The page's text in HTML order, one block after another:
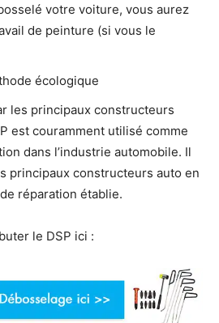
votre voiture, vous aurez
de peinture (si vous le
écologique
les principaux constructeurs
est couramment utilisé comme
dans l’industrie automobile. Il
principaux constructeurs auto en
réparation établie.
le DSP ici :